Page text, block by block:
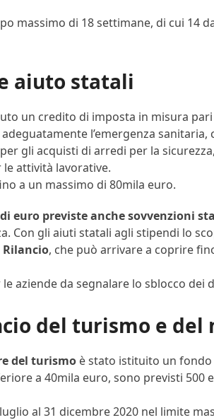
massimo di 18 settimane, di cui 14
aiuto statali
un credito di imposta in misura
l’emergenza
gli acquisti di arredi per la
attività lavorative.
a un massimo di 80mila euro.
euro previste anche sovvenzioni
Con gli aiuti statali agli stipendi lo
Rilancio, che può arrivare a coprire
aziende da segnalare lo sblocco dei
del turismo e del
del turismo è stato istituito un fondo
a 40mila euro, sono previsti
al 31 dicembre 2020 nel limite